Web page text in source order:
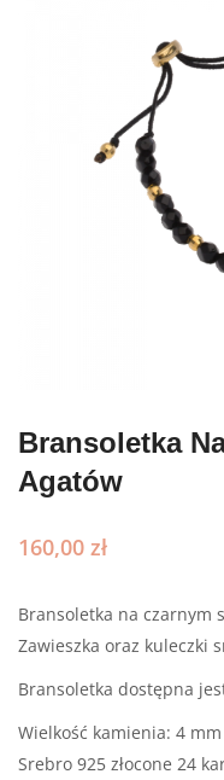
Bransoletka
Agatów
160,00 zł
Bransoletka na czarnym
Zawieszka oraz kuleczki
Bransoletka dostępna
Wielkość kamienia: 4 mm
Srebro 925 złocone 24